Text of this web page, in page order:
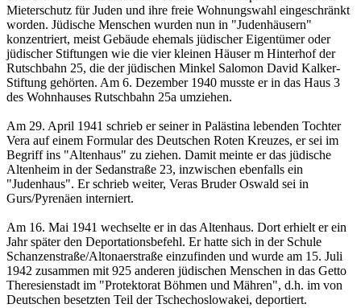
Mieterschutz für Juden und ihre freie Wohnungswahl eingeschränkt
worden. Jüdische Menschen wurden nun in "Judenhäusern"
konzentriert, meist Gebäude ehemals jüdischer Eigentümer oder
jüdischer Stiftungen wie die vier kleinen Häuser m Hinterhof der
Rutschbahn 25, die der jüdischen Minkel Salomon David Kalker-
Stiftung gehörten. Am 6. Dezember 1940 musste er in das Haus 3
des Wohnhauses Rutschbahn 25a umziehen.
Am 29. April 1941 schrieb er seiner in Palästina lebenden Tochter
Vera auf einem Formular des Deutschen Roten Kreuzes, er sei im
Begriff ins "Altenhaus" zu ziehen. Damit meinte er das jüdische
Altenheim in der Sedanstraße 23, inzwischen ebenfalls ein
"Judenhaus". Er schrieb weiter, Veras Bruder Oswald sei in
Gurs/Pyrenäen interniert.
Am 16. Mai 1941 wechselte er in das Altenhaus. Dort erhielt er ein
Jahr später den Deportationsbefehl. Er hatte sich in der Schule
Schanzenstraße/Altonaerstraße einzufinden und wurde am 15. Juli
1942 zusammen mit 925 anderen jüdischen Menschen in das Getto
Theresienstadt im "Protektorat Böhmen und Mähren", d.h. im von
Deutschen besetzten Teil der Tschechoslowakei, deportiert.